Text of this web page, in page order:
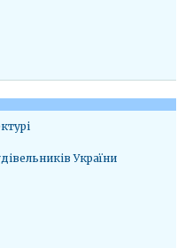
України